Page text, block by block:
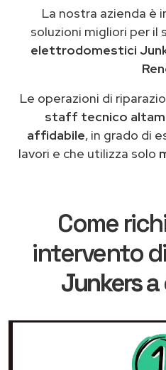
La nostra azienda è
soluzioni migliori per il
elettrodomestici
Le operazioni di
staff tecnico
affidabile, in grado di
lavori e che utilizza solo
Come
intervento di
Junkersa